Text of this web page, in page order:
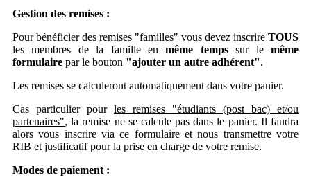
Gestion des remises :
Pour bénéficier des remises "familles" vous devez inscrire TOUS
les membres de la famille enmême tempssur lemême
formulaire par le bouton "ajouter un autre adhérent".
Les remises se calculeront automatiquement dans votre panier.
Cas particulier pour les remises "étudiants (post bac) et/ou
partenaires", la remise ne se calcule pas dans le panier. Il faudra
alors vous inscrire via ce formulaire et nous transmettre votre
RIB et justificatif pour la prise en charge de votre remise.
Modes de paiement :